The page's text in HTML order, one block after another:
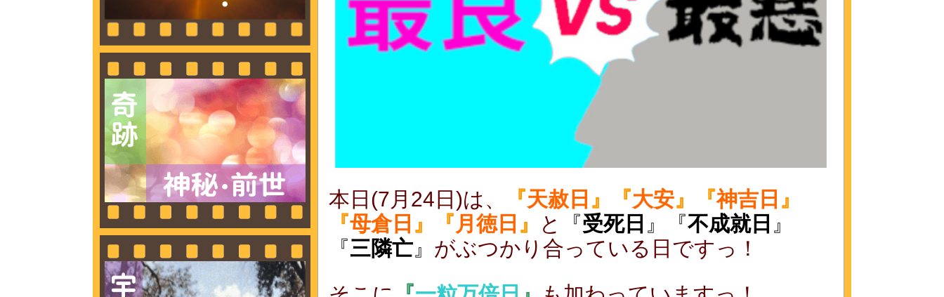
本日(7月24日)は、 『天赦日 』 『大安』 『神吉日 』
『母倉日 』『 月徳日 』 と 『受死日 』『不成就日 』
『三隣亡 』 がぶつかり合っている日ですっ！